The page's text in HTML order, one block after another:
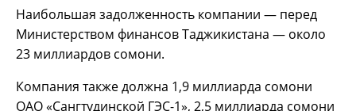
Наибольшая задолженность компании — перед
Министерством финансов Таджикистана — около
23 миллиардов сомони.
Компания также должна 1,9 миллиарда сомони
ОАО «Сангтудинской ГЭС-1», 2,5 миллиарда сомони